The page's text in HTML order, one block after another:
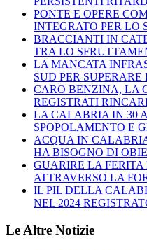
PONTE E OPERE
INTEGRATO PER LO
BRACCIANTI IN
TRA LO
LA MANCATA
SUD PER
CARO BENZINA, LA
REGISTRATI
LA CALABRIA IN 30
SPOPOLAMENTO E
ACQUA IN
HA BISOGNO DI
GUARIRE LA
ATTRAVERSO LA
IL PIL DELLA
NEL 2024
Le Altre Notizie